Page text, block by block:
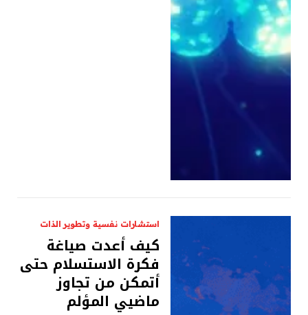
استشارات نفسية وتطوير الذات
كيف أعدت صياغة
فكرة الاستسلام حتى
أتمكن من تجاوز
ماضيي المؤلم